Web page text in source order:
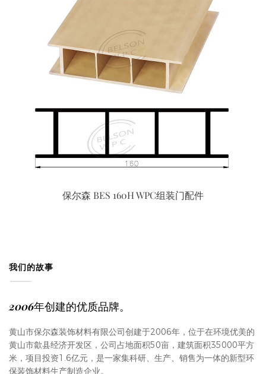
保尔森 BES 160H WPC组装门配件
我们的故事
2006年创建的优质品牌。
黄山市保尔森装饰材料有限公司创建于2006年，位于在环境优美的
黄山市歙县经济开发区，公司占地面积50亩，建筑面积35000平方
米，项目投资1.6亿元，是一家集科研、生产、销售为一体的新型环
保装饰材料生产制造企业。